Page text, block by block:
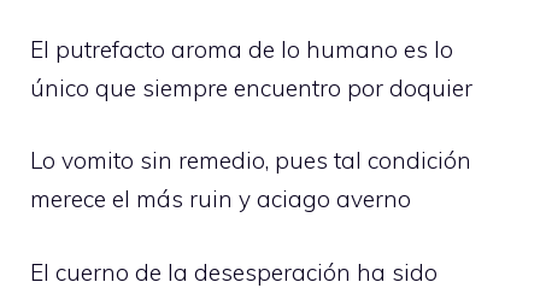
El putrefacto aroma de lo humano es lo
único que siempre encuentro por doquier
Lo vomito sin remedio, pues tal condición
merece el más ruin y aciago averno
El cuerno de la desesperación ha sido